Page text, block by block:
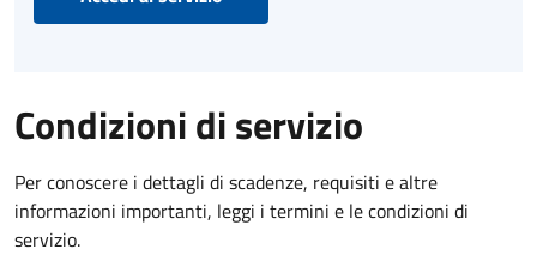
Condizioni di servizio
Per conoscere i dettagli di scadenze, requisiti e altre
informazioni importanti, leggi i termini e le condizioni di
servizio.